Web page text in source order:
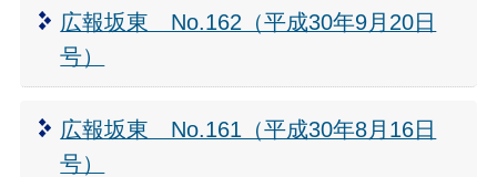
広報坂東 No.162（平成30年9月20日
号）
広報坂東 No.161（平成30年8月16日
号）